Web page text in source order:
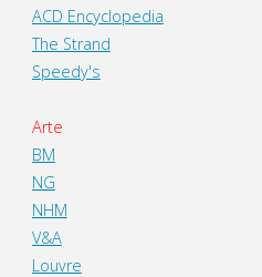
ACD Encyclopedia
The Strand
Speedy's
Arte
BM
NG
NHM
V&A
Louvre